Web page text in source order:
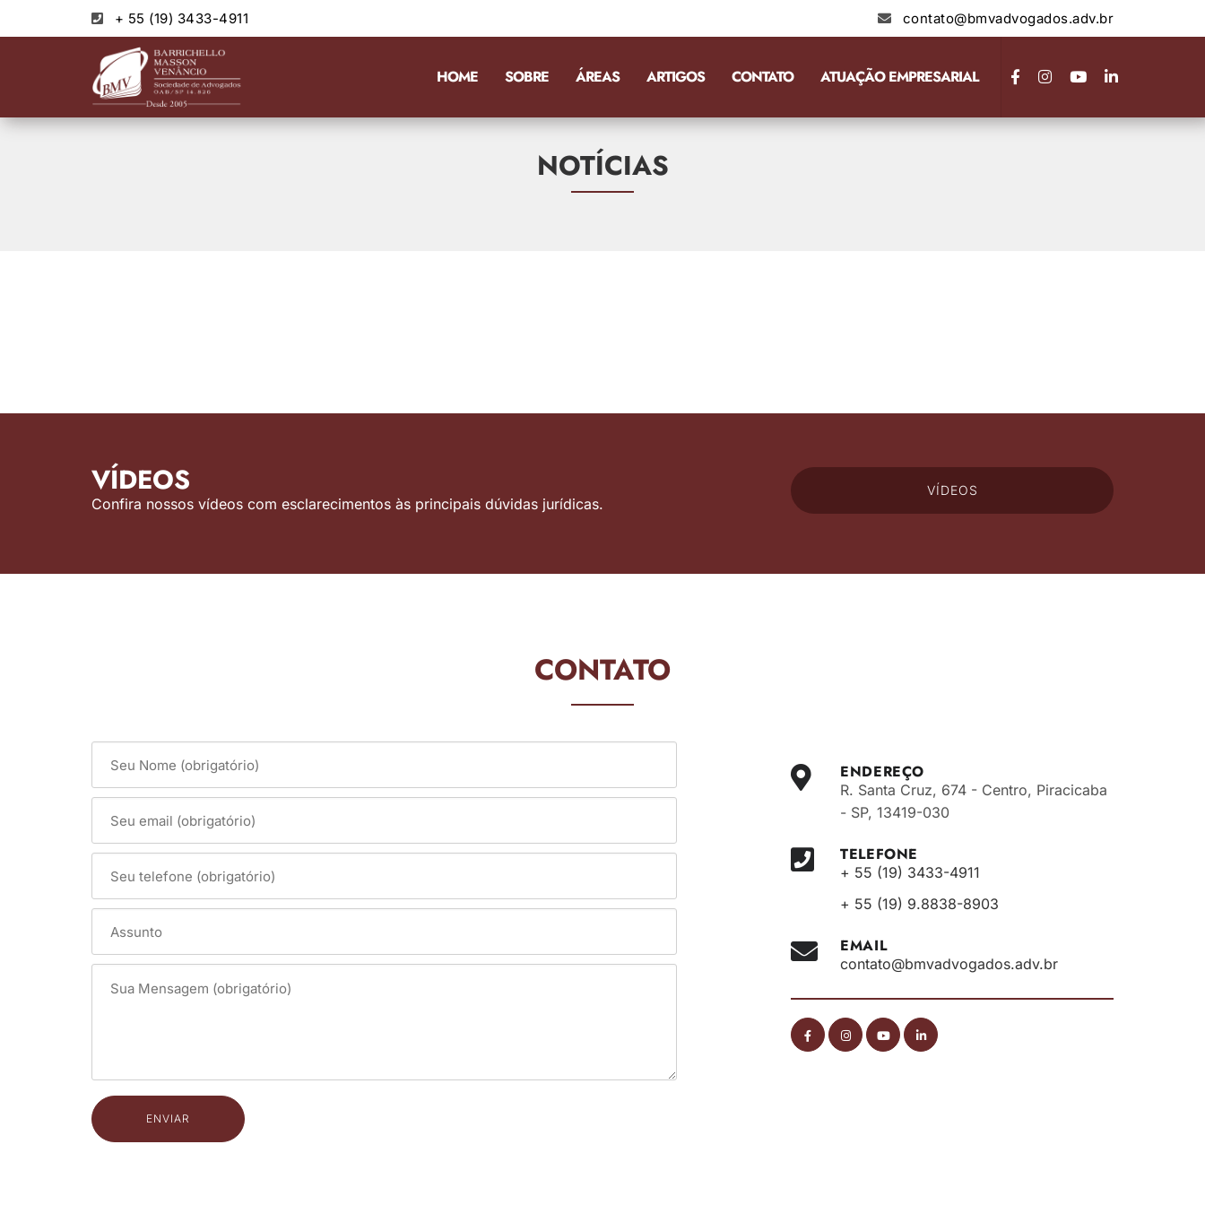
+ 55 (19) 3433-4911 contato@bmvadvogados.adv.br
HOME SOBRE ÁREAS ARTIGOS CONTATO ATUAÇÃO EMPRESARIAL
NOTÍCIAS
VÍDEOS
Confira nossos vídeos com esclarecimentos às principais dúvidas jurídicas.
VÍDEOS
CONTATO
ENDEREÇO
R. Santa Cruz, 674 - Centro, Piracicaba
- SP, 13419-030
TELEFONE
+ 55 (19) 3433-4911
+ 55 (19) 9.8838-8903
EMAIL
contato@bmvadvogados.adv.br